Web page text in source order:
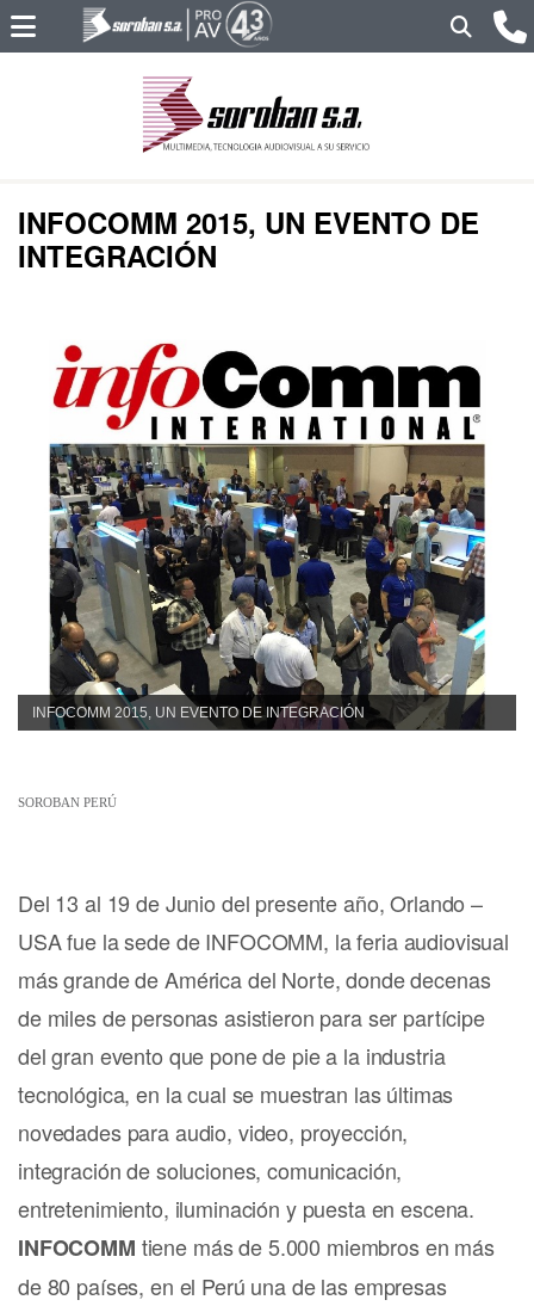
INFOCOMM 2015, UN EVENTO DE
INTEGRACIÓN
INFOCOMM 2015, UN EVENTO DE INTEGRACIÓN
SOROBAN PERÚ
Del 13 al 19 de Junio del presente año, Orlando –
USA fue la sede de INFOCOMM, la feria audiovisual
más grande de América del Norte, donde decenas
de miles de personas asistieron para ser partícipe
del gran evento que pone de pie a la industria
tecnológica, en la cual se muestran las últimas
novedades para audio, video, proyección,
integración de soluciones, comunicación,
entretenimiento, iluminación y puesta en escena.
INFOCOMM tiene más de 5.000 miembros en más
de 80 países, en el Perú una de las empresas